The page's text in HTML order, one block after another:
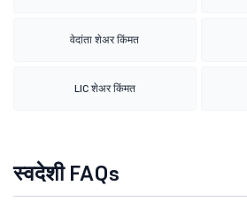
वेदांता शेअर किंमत
LIC शेअर किंमत
स्वदेशी FAQs